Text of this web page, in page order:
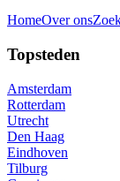
HomeOver ons
Topsteden
Amsterdam
Rotterdam
Utrecht
Den Haag
Eindhoven
Tilburg